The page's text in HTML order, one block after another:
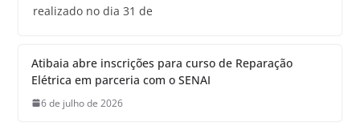
realizado no dia 31 de
Atibaia abre inscrições para curso de Reparação
Elétrica em parceria com o SENAI
6 de julho de 2026